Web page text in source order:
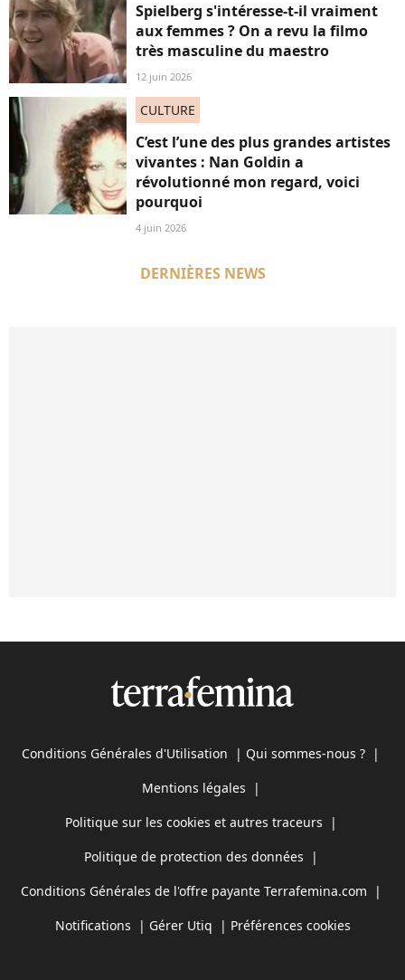
Spielberg s'intéresse-t-il vraiment
aux femmes ? On a revu la filmo
très masculine du maestro
12 juin 2026
CULTURE
C’est l’une des plus grandes artistes
vivantes : Nan Goldin a
révolutionné mon regard, voici
pourquoi
4 juin 2026
DERNIÈRES NEWS
Conditions Générales d'Utilisation | Qui sommes-nous ? |
Mentions légales |
Politique sur les cookies et autres traceurs |
Politique de protection des données |
Conditions Générales de l'offre payante Terrafemina.com |
Notifications | Gérer Utiq | Préférences cookies